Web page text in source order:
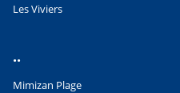
Les Viviers
..
Mimizan Plage